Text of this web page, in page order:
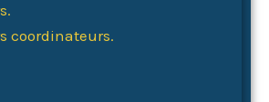
coordinateurs.